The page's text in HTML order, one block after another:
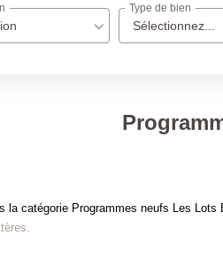
Sélectionnez...
Type de bien
la catégorie Programmes neufs Les